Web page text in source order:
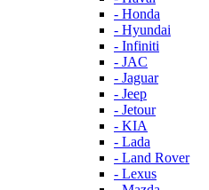
- Honda
- Hyundai
- Infiniti
- JAC
- Jaguar
- Jeep
- Jetour
- KIA
- Lada
- Land Rover
- Lexus